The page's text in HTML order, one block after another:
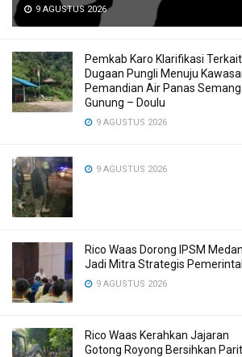
9 AGUSTUS 2026
Pemkab Karo Klarifikasi Terkait
Dugaan Pungli Menuju
Pemandian Air Panas
Gunung – Doulu ‎
9 AGUSTUS 2026
9 AGUSTUS 2026
Rico Waas Dorong IPSM Medan
Jadi Mitra Strategis
9 AGUSTUS 2026
Rico Waas Kerahkan Jajaran
Gotong Royong Bersihkan Parit